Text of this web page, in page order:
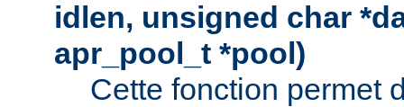
idlen, unsigned char
apr_pool_t *pool)
Cette fonction permet